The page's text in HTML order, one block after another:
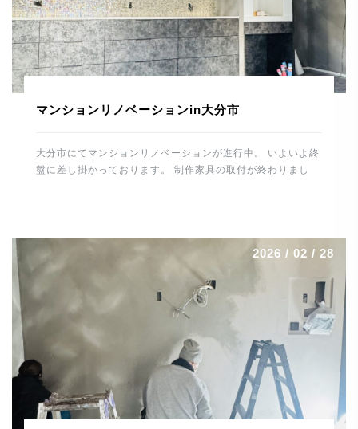
一安心。 圧倒的な存在感です。 細心の注意を払っての作業
で最後まで緊張感がありました。 残すはメンテ […]
マンションリノベーションin大分市
大分市にてマンションリノベーションが進行中。 いよいよ終
盤に差し掛かっております。 制作家具の取付が終わりまし
後の大物はキッチンの施工。 トーヨーキッチンを据えればあ
とはメンテナンスとなります。 養生をはずすのが楽しみで
す。 最後まで丁寧に頑張りたいと思います。 では、明日も
ご安全に。 よろしくお願いします。 河野
2026 / 02 / 28